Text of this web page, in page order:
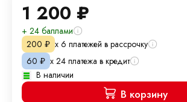
1 200 ₽
+ 24 баллами
200 ₽ х 6 платежей в рассрочку
60 ₽ х 24 платежа в кредит
В наличии
В корзину